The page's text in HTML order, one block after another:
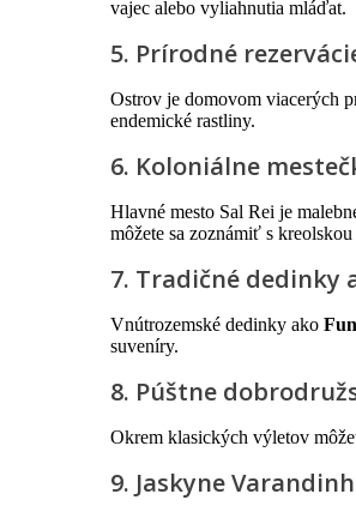
vajec alebo vyliahnutia mláďat.
5. Prírodné
Ostrov je domovom viacerých
endemické rastliny.
6. Koloniálne
Hlavné mesto Sal Rei je
môžete sa zoznámiť s
7. Tradičné dedinky
Vnútrozemské dedinky ako
suveníry.
8. Púštne
Okrem klasických výletov
9. Jaskyne